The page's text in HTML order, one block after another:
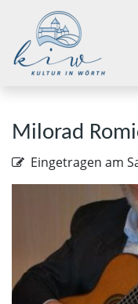
Milorad
Eingetragen am